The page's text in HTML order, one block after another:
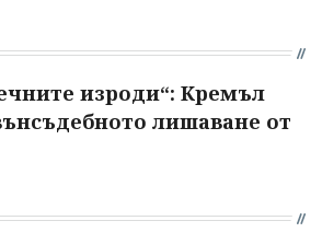
изроди“: Кремъл
лишаване от